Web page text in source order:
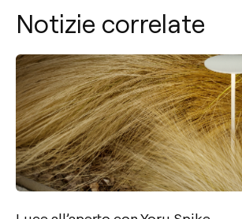
Notizie correlate